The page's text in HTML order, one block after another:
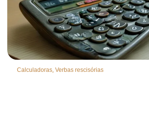
Calculadoras, Verbas rescisórias